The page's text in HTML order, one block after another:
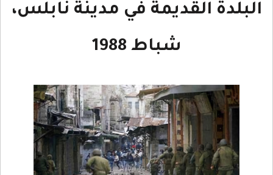
البلدة القديمة في مدينة نابلس،
شباط 1988